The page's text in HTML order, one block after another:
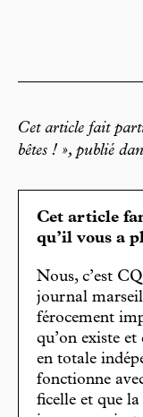
Cet article fait
bêtes ! », publié
Cet article
qu’il vous a
Nous, c’est
journal
férocement
qu’on existe et
en totale
fonctionne
ficelle et que